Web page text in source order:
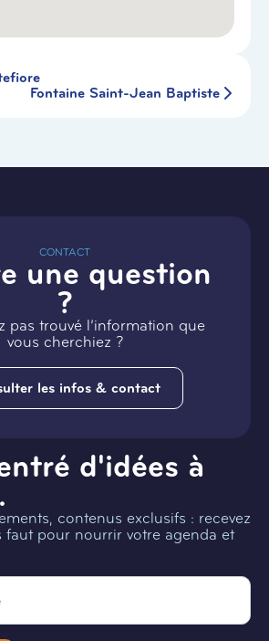
Fontaine Saint-Jean Baptiste
CONTACT
une question
?
pas trouvé l’information que
vous cherchiez ?
les infos & contact
d'idées à
contenus exclusifs : recevez
faut pour nourrir votre agenda et